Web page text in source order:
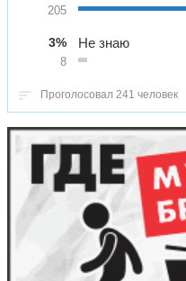
205
3%
8
Не знаю
Проголосовал 241 человек